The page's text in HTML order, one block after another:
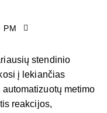
PM
stendinio
į lekiančias
metimo
reakcijos,